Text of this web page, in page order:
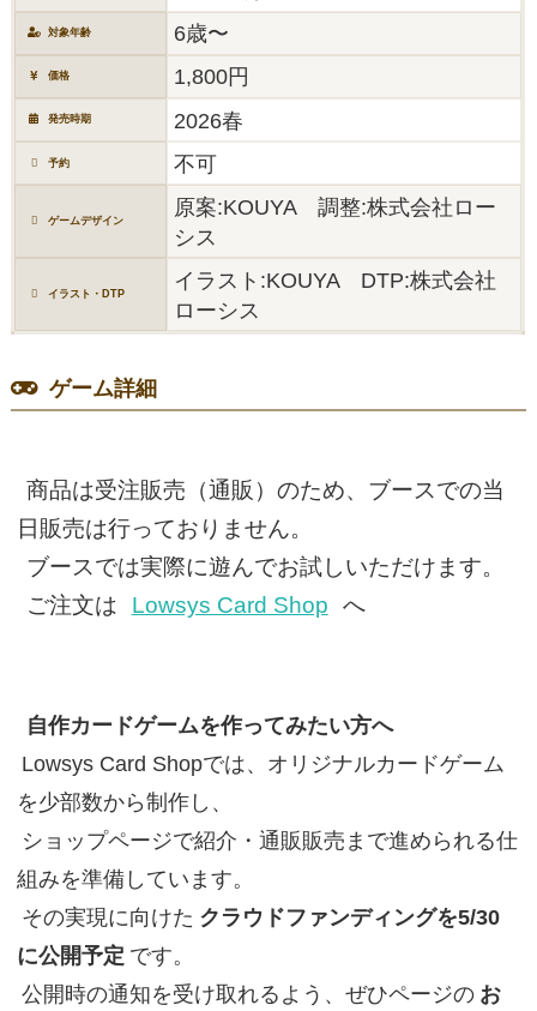
対象年齢 6歳〜
価格 1,800円
発売時期 2026春
予約 不可
ゲームデザイン
原案:KOUYA 調整:株式会社ロー
シス
イラスト・DTP
イラスト:KOUYA DTP:株式会社
ローシス
ゲーム詳細
商品は受注販売（通販）のため、ブースでの当
日販売は行っておりません。
ブースでは実際に遊んでお試しいただけます。
ご注文は
Lowsys Card Shop へ
自作カードゲームを作ってみたい方へ
Lowsys Card Shopでは、オリジナルカードゲーム
を少部数から制作し、
ショップページで紹介・通販販売まで進められる仕
組みを準備しています。
その実現に向けた クラウドファンディングを5/30
に公開予定 です。
公開時の通知を受け取れるよう、ぜひページの お